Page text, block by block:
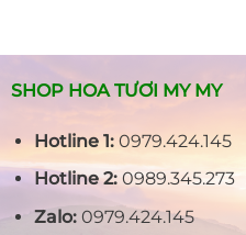
SHOP HOA TƯƠI MY MY
Hotline 1:0979.424.145
Hotline 2:0989.345.273
Zalo:0979.424.145